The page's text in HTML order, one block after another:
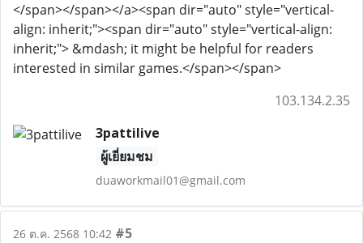
</span></span></a><span dir="auto" style="vertical-
align: inherit;"><span dir="auto" style="vertical-align:
inherit;"> &mdash; it might be helpful for readers
interested in similar games.</span></span>
103.134.2.35
3pattilive
ผู้เยี่ยมชม
duaworkmail01@gmail.com
26 ต.ค. 2568 10:42 #5